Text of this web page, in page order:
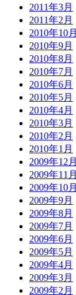
2011年3月
2011年2月
2010年10月
2010年9月
2010年8月
2010年7月
2010年6月
2010年5月
2010年4月
2010年3月
2010年2月
2010年1月
2009年12月
2009年11月
2009年10月
2009年9月
2009年8月
2009年7月
2009年6月
2009年5月
2009年4月
2009年3月
2009年2月